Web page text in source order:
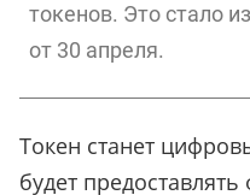
токенов. Это стало
от 30 апреля.
Токен станет
будет